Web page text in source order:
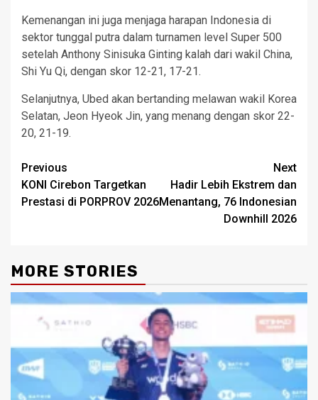
Kemenangan ini juga menjaga harapan Indonesia di
sektor tunggal putra dalam turnamen level Super 500
setelah Anthony Sinisuka Ginting kalah dari wakil China,
Shi Yu Qi, dengan skor 12-21, 17-21.
Selanjutnya, Ubed akan bertanding melawan wakil Korea
Selatan, Jeon Hyeok Jin, yang menang dengan skor 22-
20, 21-19.
Post
navigation
Previous
KONI Cirebon Targetkan
Prestasi di PORPROV 2026
Next
Hadir Lebih Ekstrem dan
Menantang, 76 Indonesian
Downhill 2026
MORE STORIES